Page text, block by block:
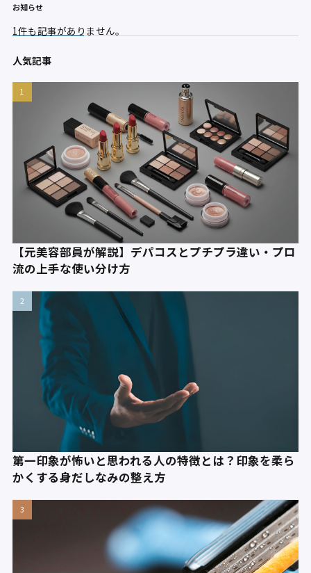
お知らせ
1件も記事がありません。
人気記事
【元美容部員が解説】デパコスとプチプラ違い・プロ
流の上手な使い分け方
第一印象が怖いと思われる人の特徴とは？印象を柔ら
かくする身だしなみの整え方